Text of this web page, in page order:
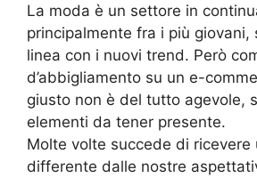
La moda è un settore in
principalmente fra i più giovani,
linea con i nuovi trend. Però
d’abbigliamento su un e-
giusto non è del tutto agevole,
elementi da tener presente.
Molte volte succede di ricevere
differente dalle nostre